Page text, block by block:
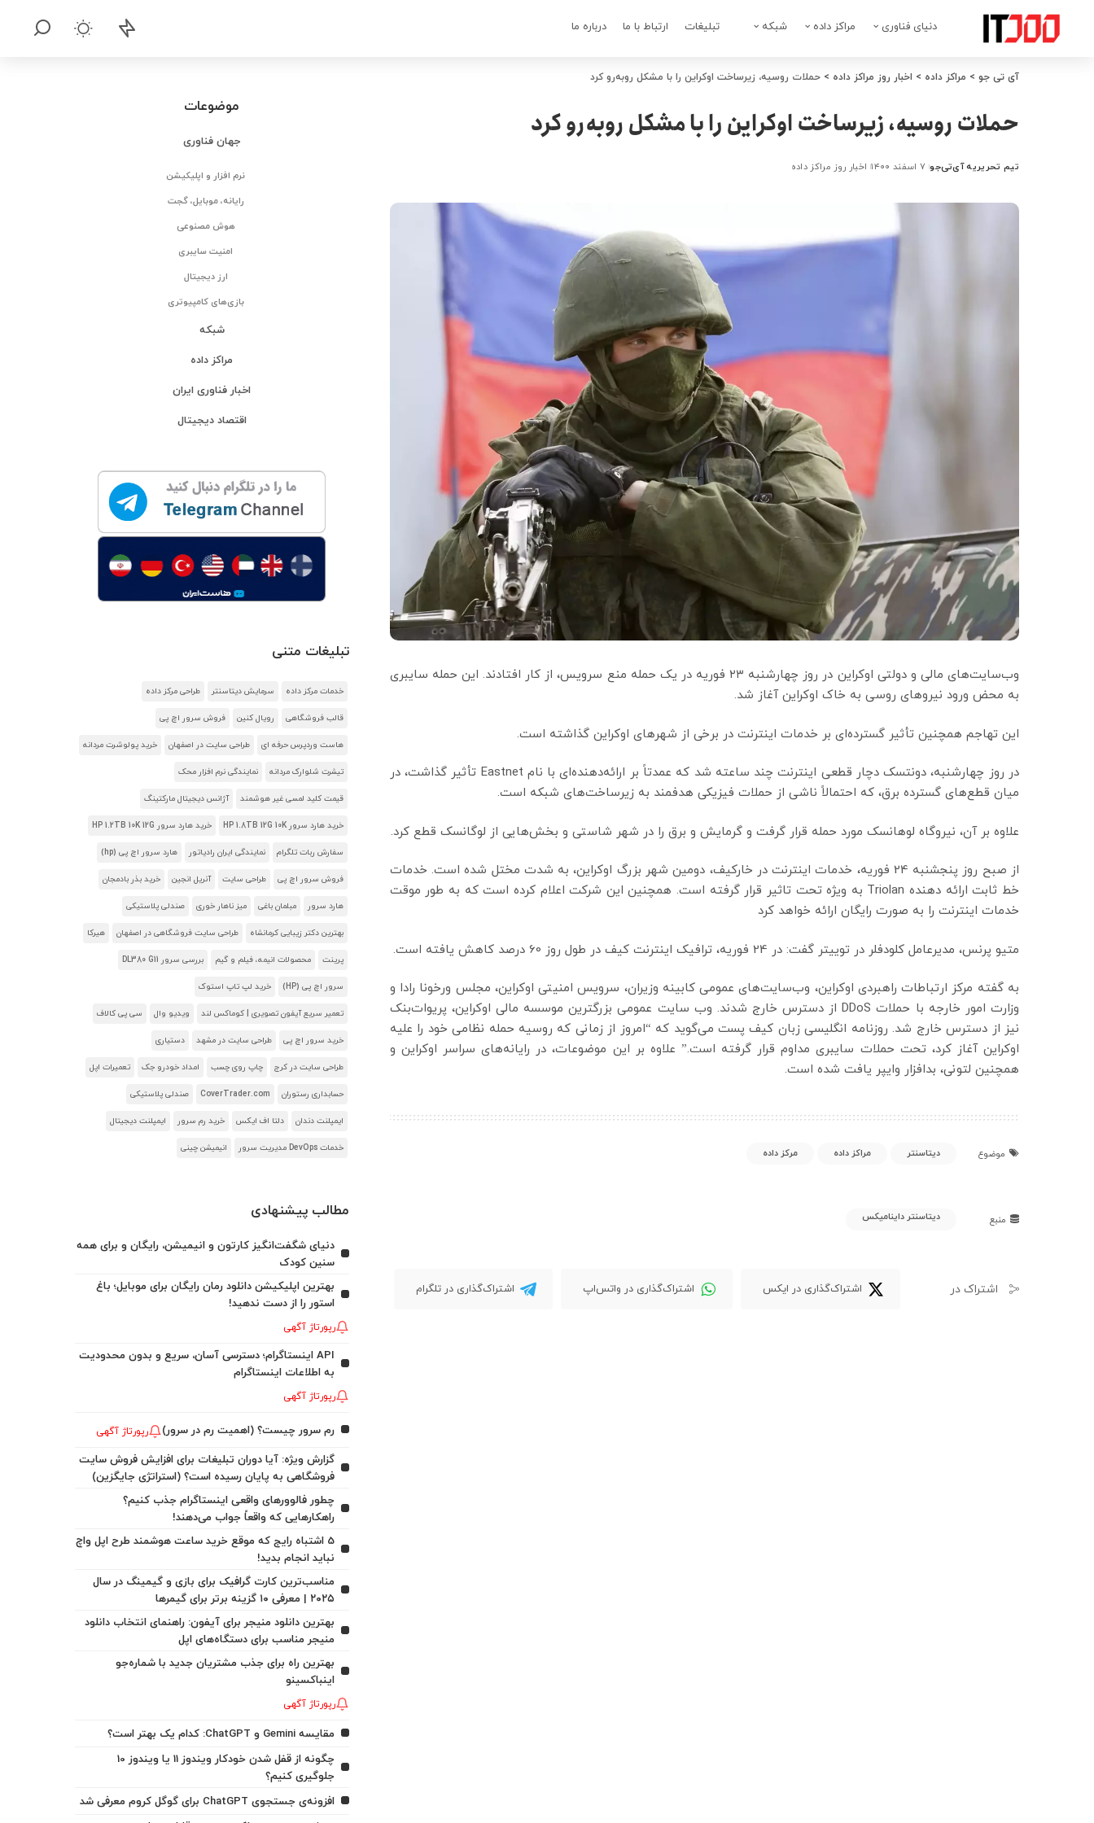
دنیای فناوری مراکز داده شبکه تبلیغات ارتباط با ما درباره ما
آی تی جو > مراکز داده > اخبار روز مراکز داده > حملات روسیه، زیرساخت اوکراین را با مشکل روبه‌رو کرد
حملات روسیه، زیرساخت اوکراین را با مشکل روبه‌رو کرد
ارسال
توسط
تیم تحریریه آی‌تی‌جو ۷ اسفند ۱۴۰۰ اخبار روز مراکز داده
وب‌سایت‌های مالی و دولتی اوکراین در روز چهارشنبه ۲۳ فوریه در یک حمله منع سرویس، از کار افتادند. این حمله سایبری
به محض ورود نیروهای روسی به خاک اوکراین آغاز شد.
این تهاجم همچنین تأثیر گسترده‌ای بر خدمات اینترنت در برخی از شهرهای اوکراین گذاشته است.
در روز چهارشنبه، دونتسک دچار قطعی اینترنت چند ساعته شد که عمدتاً بر ارائه‌دهنده‌ای با نام Eastnet تأثیر گذاشت، در
میان قطع‌های گسترده برق، که احتمالاً ناشی از حملات فیزیکی هدفمند به زیرساخت‌های شبکه است.
علاوه بر آن، نیروگاه لوهانسک مورد حمله قرار گرفت و گرمایش و برق را در شهر شاستی و بخش‌هایی از لوگانسک قطع کرد.
از صبح روز پنجشنبه 24 فوریه، خدمات اینترنت در خارکیف، دومین شهر بزرگ اوکراین، به شدت مختل شده است. خدمات
خط ثابت ارائه دهنده Triolan به ویژه تحت تاثیر قرار گرفته است. همچنین این شرکت اعلام کرده است که به طور موقت
خدمات اینترنت را به صورت رایگان ارائه خواهد کرد
متیو پرنس، مدیرعامل کلودفلر در توییتر گفت: در 24 فوریه، ترافیک اینترنت کیف در طول روز 60 درصد کاهش یافته است.
به گفته مرکز ارتباطات راهبردی اوکراین، وب‌سایت‌های عمومی کابینه وزیران، سرویس امنیتی اوکراین، مجلس ورخونا رادا و
وزارت امور خارجه با حملات DDoS از دسترس خارج شدند. وب سایت عمومی بزرگترین موسسه مالی اوکراین، پریوات‌بنک
نیز از دسترس خارج شد. روزنامه انگلیسی زبان کیف پست می‌گوید که “امروز از زمانی که روسیه حمله نظامی خود را علیه
اوکراین آغاز کرد، تحت حملات سایبری مداوم قرار گرفته است.” علاوه بر این موضوعات، در رایانه‌های سراسر اوکراین و
همچنین لتونی، بدافزار وایپر یافت شده است.
موضوع دیتاسنتر مراکز داده مرکز داده
منبع دیتاسنتر داینامیکس
اشتراک در اشتراک‌گذاری در ایکس اشتراک‌گذاری در واتس‌اپ اشتراک‌گذاری در تلگرام
موضوعات
جهان فناوری
نرم افزار و اپلیکیشن
رایانه، موبایل، گجت
هوش مصنوعی
امنیت سایبری
ارز دیجیتال
بازی‌های کامپیوتری
شبکه
مراکز داده
اخبار فناوری ایران
اقتصاد دیجیتال
تبلیغات متنی
خدمات مرکز داده سرمایش دیتاسنتر طراحی مرکز داده
قالب فروشگاهی رویال کنین فروش سرور اچ پی
هاست وردپرس حرفه ای طراحی سایت در اصفهان خرید پولوشرت مردانه
تیشرت شلوارک مردانه نمایندگی نرم افزار محک
قیمت کلید لمسی غیر هوشمند آژانس دیجیتال مارکتینگ
خرید هارد سرور HP 1.8TB 12G 10K خرید هارد سرور HP 1.2TB 10K 12G
سفارش ربات تلگرام نمایندگی ایران رادیاتور هارد سرور اچ پی (hp)
فروش سرور اچ پی طراحی سایت آنریل انجین خرید بذر بادمجان
هارد سرور مبلمان باغی میز ناهار خوری صندلی پلاستیکی
بهترین دکتر زیبایی کرمانشاه طراحی سایت فروشگاهی در اصفهان هیرکا
پرینت محصولات انیمه، فیلم و گیم بررسی سرور DL380 G11
سرور اچ پی (HP) خرید لپ تاپ استوک
تعمیر سریع آیفون تصویری | کوماکس لند ویدیو وال سی پی کالاف
خرید سرور اچ پی طراحی سایت در مشهد دستیاری
طراحی سایت در کرج چاپ روی چسب امداد خودرو جک تعمیرات اپل
حسابداری رستوران CoverTrader.com صندلی پلاستیکی
ایمپلنت دندان دلتا اف ایکس خرید رم سرور ایمپلنت دیجیتال
خدمات DevOps مدیریت سرور انیمیشن چینی
مطالب پیشنهادی
دنیای شگفت‌انگیز کارتون و انیمیشن، رایگان و برای همه
سنین کودک
بهترین اپلیکیشن دانلود رمان رایگان برای موبایل؛ باغ
استور را از دست ندهید!
رپورتاژ آگهی
API اینستاگرام؛ دسترسی آسان، سریع و بدون محدودیت
به اطلاعات اینستاگرام
رپورتاژ آگهی
رم سرور چیست؟ (اهمیت رم در سرور) رپورتاژ آگهی
گزارش ویژه: آیا دوران تبلیغات برای افزایش فروش سایت
فروشگاهی به پایان رسیده است؟ (استراتژی جایگزین)
چطور فالوورهای واقعی اینستاگرام جذب کنیم؟
راهکارهایی که واقعاً جواب می‌دهند!
5 اشتباه رایج که موقع خرید ساعت هوشمند طرح اپل واچ
نباید انجام بدید!
مناسب‌ترین کارت گرافیک برای بازی و گیمینگ در سال
۲۰۲۵ | معرفی ۱۰ گزینه برتر برای گیمرها
بهترین دانلود منیجر برای آیفون: راهنمای انتخاب دانلود
منیجر مناسب برای دستگاه‌های اپل
بهترین راه برای جذب مشتریان جدید با شماره‌جو
اینباکسینو
رپورتاژ آگهی
مقایسه Gemini و ChatGPT: کدام یک بهتر است؟
چگونه از قفل شدن خودکار ویندوز 11 یا ویندوز 10
جلوگیری کنیم؟
افزونه‌ی جستجوی ChatGPT برای گوگل کروم معرفی شد